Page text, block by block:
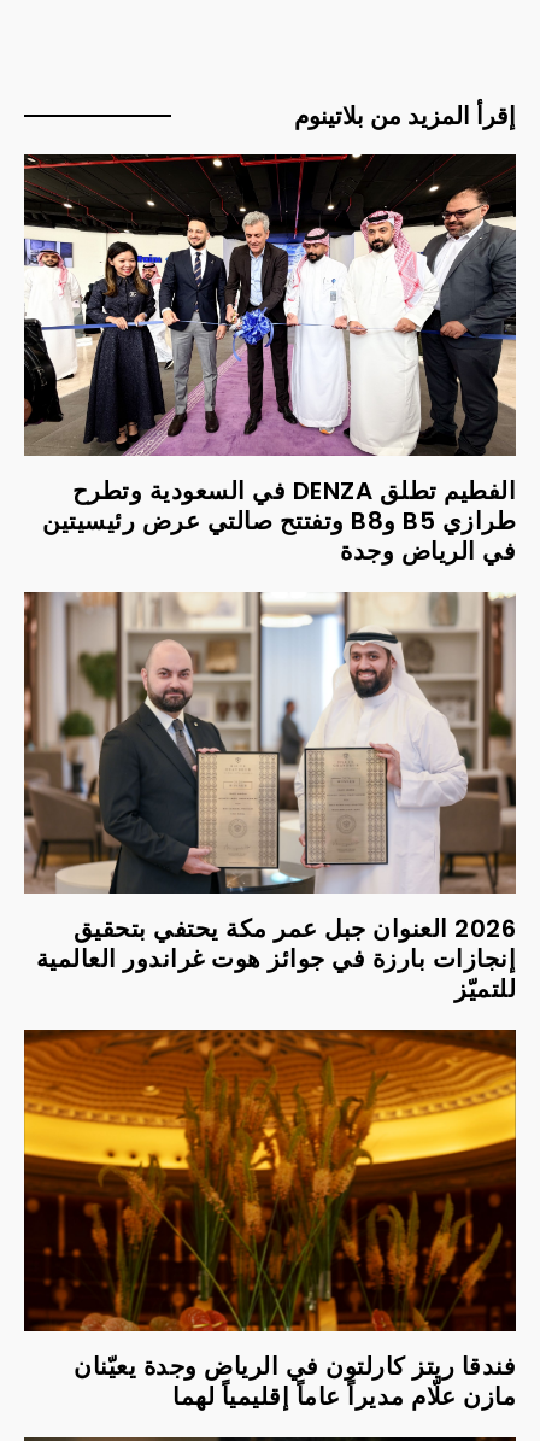
إقرأ المزيد من بلاتينوم
الفطيم تطلق DENZA في السعودية وتطرح
طرازي B5 وB8 وتفتتح صالتي عرض رئيسيتين
في الرياض وجدة
2026 العنوان جبل عمر مكة يحتفي بتحقيق
إنجازات بارزة في جوائز هوت غراندور العالمية
للتميّز
فندقا ريتز كارلتون في الرياض وجدة يعيّنان
مازن علّام مديراً عاماً إقليمياً لهما